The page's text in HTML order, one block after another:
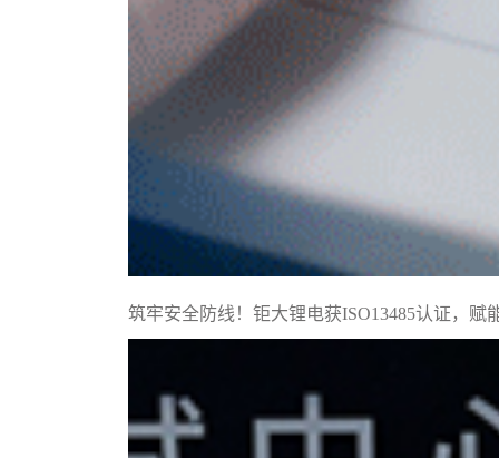
筑牢安全防线！钜大锂电获ISO13485认证，赋